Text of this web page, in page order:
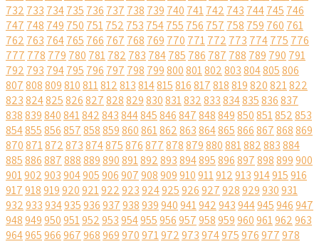
732 733 734735 736 737 738 739 740 741742 743 744745 746
747 748 749 750 751752 753 754755 756 757 758 759 760 761
762 763 764765 766 767 768 769 770 771772 773 774775 776
777 778 779 780 781782 783 784785 786 787 788 789 790 791
792 793 794795 796 797 798 799800801802803804805806
807808809810811812813814815816817818819820821822
823824825826827828829830831832833834835836837
838839840841842843844845846847848849850851852853
854855856857858859860861862863864865866867868869
870871872873874875876877878879880881882883884
885886887888889890891892893894895896897898899900
901902903904905906907908909910911912913914915916
917918919920921922923924925926927928929930931
932933934935936937938939940941942943944945946947
948949950951952953954955956957958959960961962963
964965966967968969970971972973974975976977978